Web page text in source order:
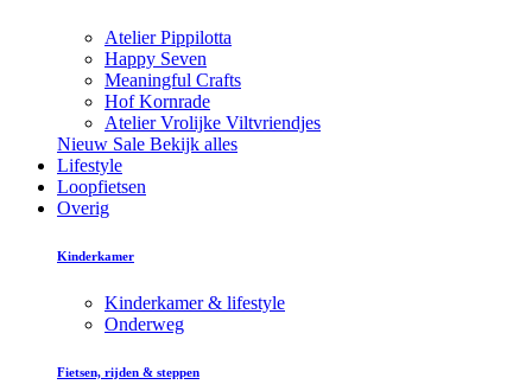
Atelier Pippilotta
Happy Seven
Meaningful Crafts
Hof Kornrade
Atelier Vrolijke Viltvriendjes
Nieuw Sale Bekijk alles
Lifestyle
Loopfietsen
Overig
Kinderkamer
Kinderkamer & lifestyle
Onderweg
Fietsen, rijden & steppen